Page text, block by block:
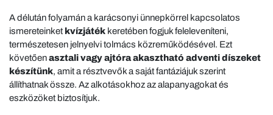
A délután folyamán a karácsonyi ünnepkörrel kapcsolatos
ismereteinket kvízjáték keretében fogjuk feleleveníteni,
természetesen jelnyelvi tolmács közreműködésével. Ezt
követőenasztali vagy ajtóra akasztható adventi díszeket
készítünk, amit a résztvevők a saját fantáziájuk szerint
állíthatnak össze. Az alkotásokhoz az alapanyagokat és
eszközöket biztosítjuk.